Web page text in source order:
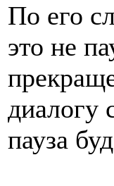
По его
это не
диалогу
пауза